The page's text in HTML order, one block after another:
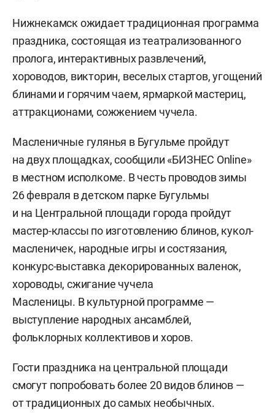
Нижнекамск ожидает традиционная программа
праздника, состоящая из театрализованного
пролога, интерактивных развлечений,
хороводов, викторин, веселых стартов, угощений
блинами и горячим чаем, ярмаркой мастериц,
аттракционами, сожжением чучела.
Масленичные гулянья в Бугульме пройдут
на двух площадках, сообщили «БИЗНЕС Online»
в местном исполкоме. В честь проводов зимы
26 февраля в детском парке Бугульмы
и на Центральной площади города пройдут
мастер-классы по изготовлению блинов, кукол-
масленичек, народные игры и состязания,
конкурс-выставка декорированных валенок,
хороводы, сжигание чучела
Масленицы. В культурной программе —
выступление народных ансамблей,
фольклорных коллективов и хоров.
Гости праздника на центральной площади
смогут попробовать более 20 видов блинов —
от традиционных до самых необычных.